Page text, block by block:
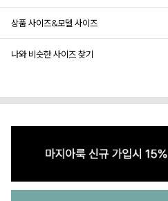
상품 사이즈&모델 사이즈
나와 비슷한 사이즈 찾기